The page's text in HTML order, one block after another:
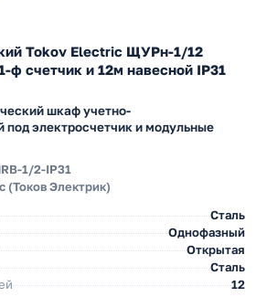
Tokov Electric ЩУРн-1/12
ф счетчик и 12м навесной IP31
шкаф учетно-
под электросчетчик и модульные
1/2-IP31
(Токов Электрик)
Сталь
Однофазный
Открытая
Сталь
12